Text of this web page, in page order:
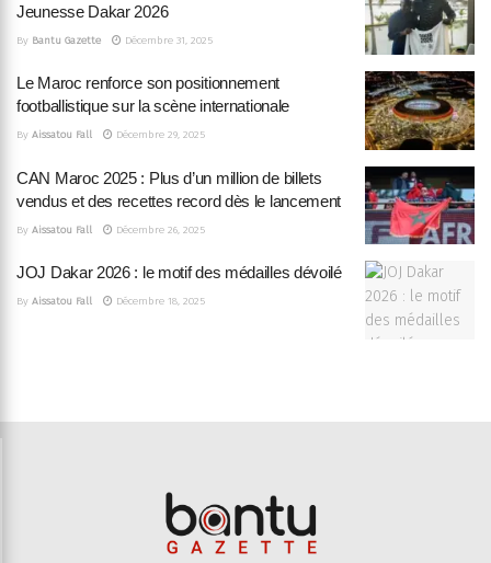
Jeunesse Dakar 2026
By Bantu Gazette Décembre 31, 2025
Le Maroc renforce son positionnement
footballistique sur la scène internationale
By Aissatou Fall Décembre 29, 2025
CAN Maroc 2025 : Plus d’un million de billets
vendus et des recettes record dès le lancement
By Aissatou Fall Décembre 26, 2025
JOJ Dakar 2026 : le motif des médailles dévoilé
By Aissatou Fall Décembre 18, 2025